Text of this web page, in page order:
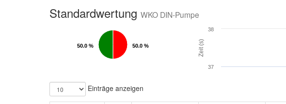
Standardwertung WKO DIN-Pumpe
50.0 %
50.0 %
50.0 %
50.0 % Zeit (s)
37
38
Einträge anzeigen